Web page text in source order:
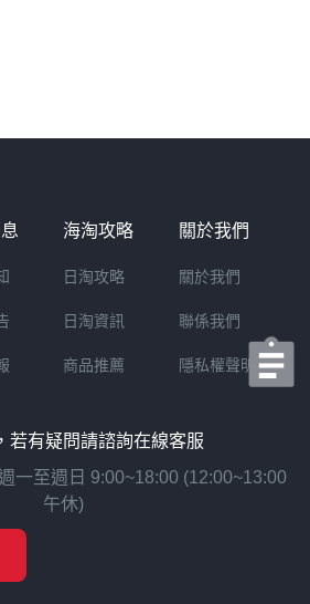
海淘攻略
日淘攻略
日淘資訊
商品推薦
關於我們
關於我們
聯係我們
隱私權聲明
若有疑問請諮詢在線客服
一至週日 9:00~18:00 (12:00~13:00
午休)